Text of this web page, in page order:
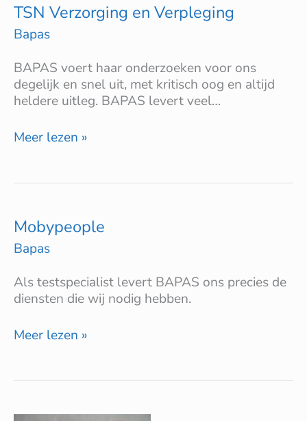
TSN Verzorging en Verpleging
Bapas
BAPAS voert haar onderzoeken voor ons
degelijk en snel uit, met kritisch oog en altijd
heldere uitleg. BAPAS levert veel…
Meer lezen »
Mobypeople
Bapas
Als testspecialist levert BAPAS ons precies de
diensten die wij nodig hebben.
Mobypeople
Meer lezen »